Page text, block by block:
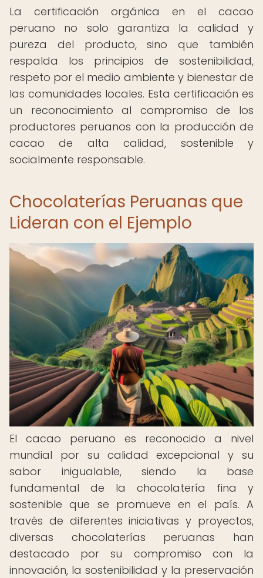
La certificación orgánica en el cacao
peruano no solo garantiza la calidad y
pureza del producto, sino que también
respalda los principios de sostenibilidad,
respeto por el medio ambiente y bienestar de
las comunidades locales. Esta certificación es
un reconocimiento al compromiso de los
productores peruanos con la producción de
cacao de alta calidad, sostenible y
socialmente responsable.
Chocolaterías Peruanas que
Lideran con el Ejemplo
El cacao peruano es reconocido a nivel
mundial por su calidad excepcional y su
sabor inigualable, siendo la base
fundamental de la chocolatería fina y
sostenible que se promueve en el país. A
través de diferentes iniciativas y proyectos,
diversas chocolaterías peruanas han
destacado por su compromiso con la
innovación, la sostenibilidad y la preservación